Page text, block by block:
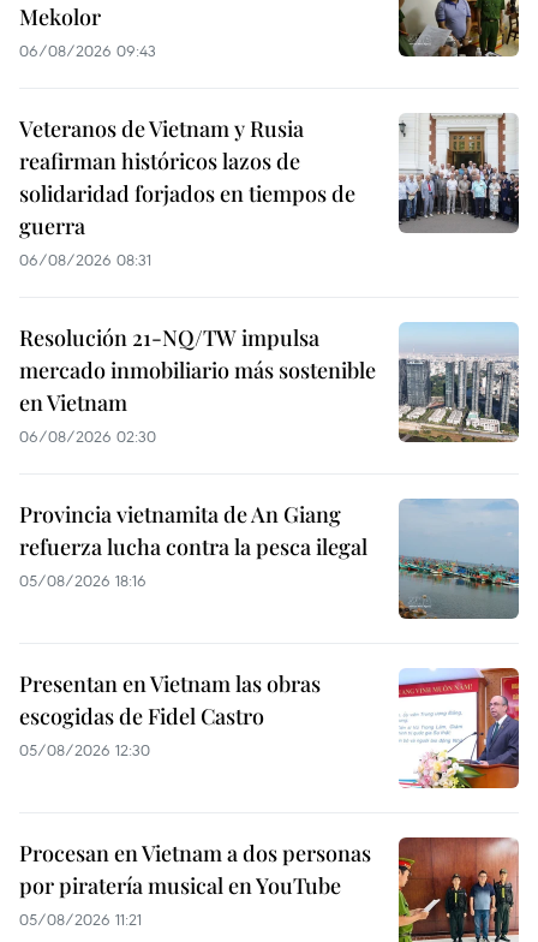
Mekolor
06/08/2026 09:43
Veteranos de Vietnam y Rusia
reafirman históricos lazos de
solidaridad forjados en tiempos de
guerra
06/08/2026 08:31
Resolución 21-NQ/TW impulsa
mercado inmobiliario más sostenible
en Vietnam
06/08/2026 02:30
Provincia vietnamita de An Giang
refuerza lucha contra la pesca ilegal
05/08/2026 18:16
Presentan en Vietnam las obras
escogidas de Fidel Castro
05/08/2026 12:30
Procesan en Vietnam a dos personas
por piratería musical en YouTube
05/08/2026 11:21